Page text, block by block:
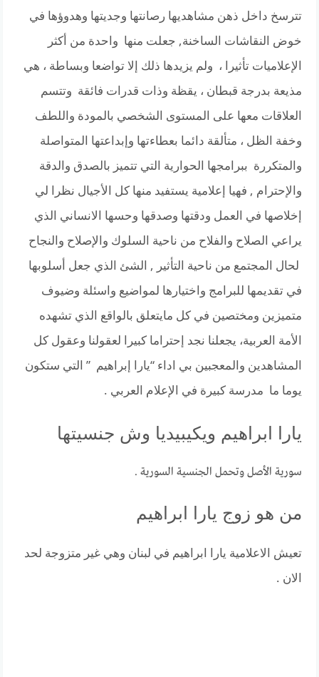
تترسخ داخل ذهن مشاهديها رصانتها وجديتها وهدوؤها في
خوض النقاشات الساخنة, جعلت منها واحدة من أكثر‏
الإعلاميات تأثيرا ، ولم يزيدها ذلك إلا تواضعا وبساطة‏ ، هي
مذيعة بدرجة قبطان ، يقظة وذات قدرات فائقة وتتسم
العلاقات معها على المستوى الشخصي بالمودة واللطف
وخفة الظل ، متألقة دائما بعطاءتها وإبداعتها المتواصلة
والمتكررة ببرامجها الحوارية التي تتميز بالصدق والدقة
والإحترام , فهيا إعلامية يستفيد منها كل الأجيال نظرا لي
إخلاصها في العمل ودقتها وصدقها وحسها الانساني الذي
يراعي الصلاح والفلاح من ناحية السلوك والإصلاح والنجاح
لحال المجتمع من ناحية التأثير , الشئ الذي جعل أسلوبها
في تقديمها للبرامج واختيارها لمواضيع واسئلة وضيوف
متميزين ومختصين في كل مايتعلق بالواقع الذي تشهده
الأمة العربية، يجعلنا نجد إحتراما كبيرا لعقولنا وعقول كل
المشاهدين والمعجبين بي اداء “يارا إبراهيم ” التي ستكون
يوما ما مدرسة كبيرة في الإعلام العربي .
يارا ابراهيم ويكيبيديا وش جنسيتها
سورية الأصل وتحمل الجنسية السورية .
من هو زوج يارا ابراهيم
تعيش الاعلامية يارا ابراهيم في لبنان وهي غير متزوجة لحد
الان .